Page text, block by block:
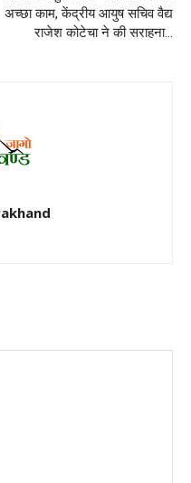
अच्छा काम, केंद्रीय आयुष सचिव वैद्य
राजेश कोटेचा ने की सराहना…